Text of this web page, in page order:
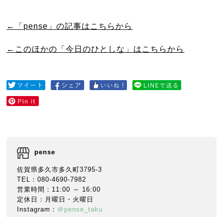
←「pense」の記事はこちらから
←このほかの「今日のひとしな」はこちらから
pense
佐賀県多久市多久町3795-3
TEL：080-4690-7982
営業時間：11:00 ～ 16:00
定休日：月曜日・火曜日
Instagram： ＠pense_taku